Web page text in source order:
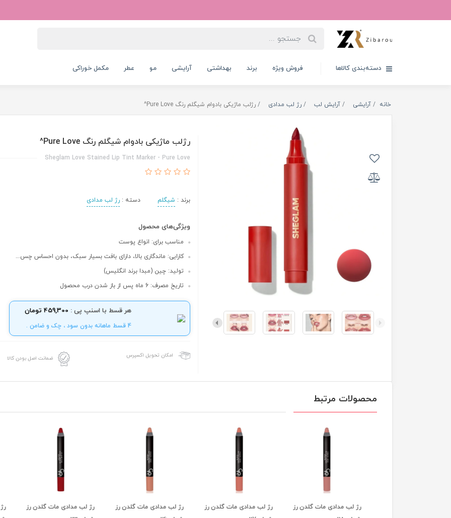
دسته‌بندی کالاها فروش ویژه برند بهداشتی آرایشی مو عطر مکمل خوراکی
خانه آرایشی آرایش لب رژ لب مدادی رژلب ماژیکی بادوام شیگلم رنگ Pure Love^
رژلب ماژیکی بادوام شیگلم رنگ Pure Love^
Sheglam Love Stained Lip Tint Marker - Pure Love
برند : شیگلم دسته :رژ لب مدادی
ویژگی‌های محصول
مناسب برای: انواع پوست
کارایی: ماندگاری بالا، دارای بافت بسیار سبک، بدون احساس چس...
تولید: چین (مبدا برند انگلیس)
تاریخ مصرف: 6 ماه پس از باز شدن درب محصول
هر قسط با اسنپ پی : 459,300 تومان
4 قسط ماهانه بدون سود ، چک و ضامن .
امکان تحویل اکسپرس ضمانت اصل بودن کالا
محصولات مرتبط
رژ لب مدادی مات گلدن رز
رژ لب مدادی مات گلدن رز
رژ لب مدادی مات گلدن رز
رژ لب مدادی مات گلدن رز
رژ